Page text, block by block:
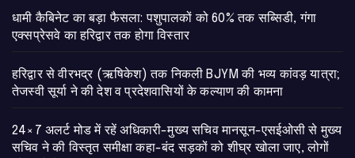
​धामी कैबिनेट का बड़ा फैसला: पशुपालकों को 60% तक सब्सिडी, गंगा
एक्सप्रेसवे का हरिद्वार तक होगा विस्तार
​हरिद्वार से वीरभद्र (ऋषिकेश) तक निकली BJYM की भव्य कांवड़ यात्रा;
तेजस्वी सूर्या ने की देश व प्रदेशवासियों के कल्याण की कामना
24×7 अलर्ट मोड में रहें अधिकारी-मुख्य सचिव मानसून-एसईओसी से मुख्य
सचिव ने की विस्तृत समीक्षा कहा-बंद सड़कों को शीघ्र खोला जाए, लोगों